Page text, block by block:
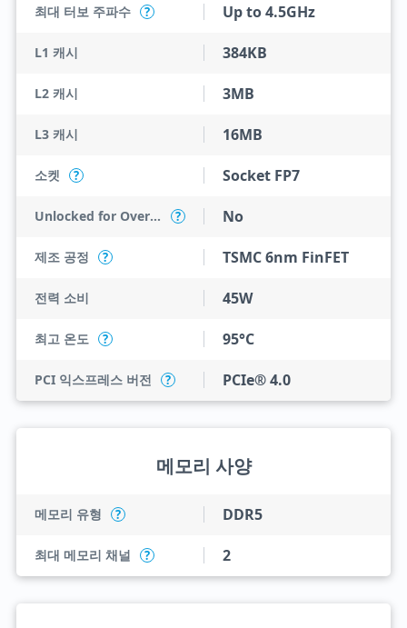
최대 터보 주파수 ? Up to 4.5GHz
L1 캐시 384KB
L2 캐시 3MB
L3 캐시 16MB
소켓 ? Socket FP7
Unlocked for Overclocking ? No
제조 공정 ? TSMC 6nm FinFET
전력 소비 45W
최고 온도 ? 95°C
PCI 익스프레스 버전 ? PCIe® 4.0
메모리 사양
메모리 유형 ? DDR5
최대 메모리 채널 ? 2